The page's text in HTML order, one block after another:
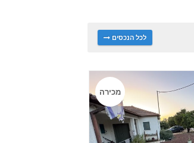
לכל הנכסים
מכירה